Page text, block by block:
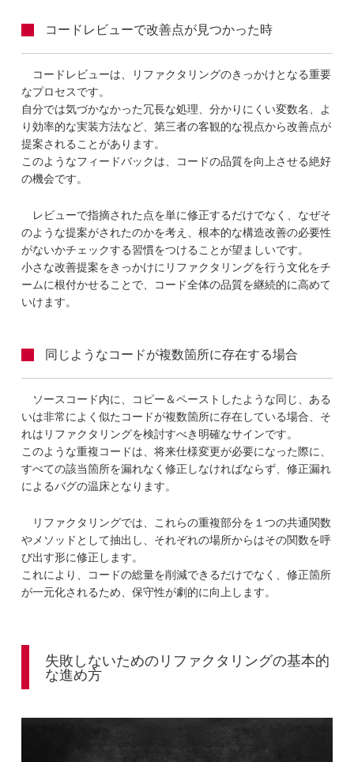
コードレビューで改善点が見つかった時
コードレビューは、リファクタリングのきっかけとなる重要
なプロセスです。
自分では気づかなかった冗長な処理、分かりにくい変数名、よ
り効率的な実装方法など、第三者の客観的な視点から改善点が
提案されることがあります。
このようなフィードバックは、コードの品質を向上させる絶好
の機会です。
レビューで指摘された点を単に修正するだけでなく、なぜそ
のような提案がされたのかを考え、根本的な構造改善の必要性
がないかチェックする習慣をつけることが望ましいです。
小さな改善提案をきっかけにリファクタリングを行う文化をチ
ームに根付かせることで、コード全体の品質を継続的に高めて
いけます。
同じようなコードが複数箇所に存在する場合
ソースコード内に、コピー＆ペーストしたような同じ、ある
いは非常によく似たコードが複数箇所に存在している場合、そ
れはリファクタリングを検討すべき明確なサインです。
このような重複コードは、将来仕様変更が必要になった際に、
すべての該当箇所を漏れなく修正しなければならず、修正漏れ
によるバグの温床となります。
リファクタリングでは、これらの重複部分を１つの共通関数
やメソッドとして抽出し、それぞれの場所からはその関数を呼
び出す形に修正します。
これにより、コードの総量を削減できるだけでなく、修正箇所
が一元化されるため、保守性が劇的に向上します。
失敗しないためのリファクタリングの基本的
な進め方